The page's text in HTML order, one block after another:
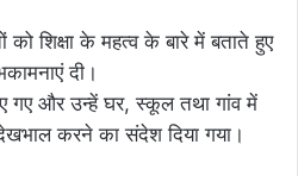
शिक्षा के महत्व के बारे में बताते हुए
दी।
गए और उन्हें घर, स्कूल तथा गांव में
करने का संदेश दिया गया।